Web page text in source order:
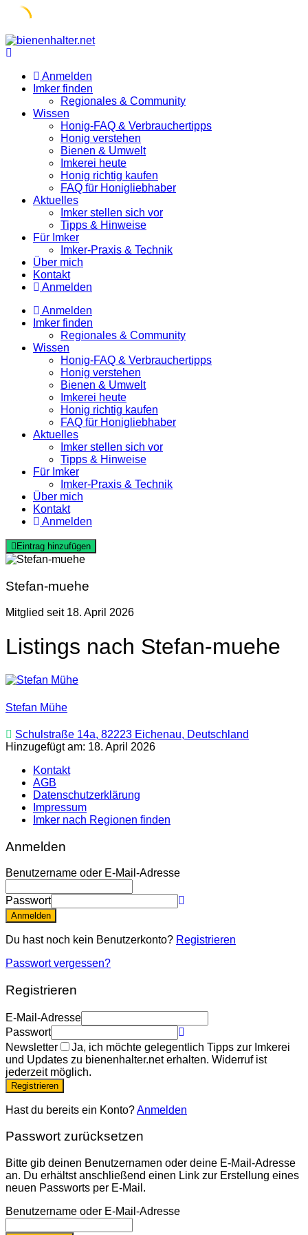
Skip
to
Anmelden
Imker finden
Regionales & Community
Wissen
Honig-FAQ & Verbrauchertipps
Honig verstehen
Bienen & Umwelt
Imkerei heute
Honig richtig kaufen
FAQ für Honigliebhaber
Aktuelles
Imker stellen sich vor
Tipps & Hinweise
Für Imker
Imker-Praxis & Technik
Über mich
Kontakt
Anmelden
Anmelden
Imker finden
Regionales & Community
Wissen
Honig-FAQ & Verbrauchertipps
Honig verstehen
Bienen & Umwelt
Imkerei heute
Honig richtig kaufen
FAQ für Honigliebhaber
Aktuelles
Imker stellen sich vor
Tipps & Hinweise
Für Imker
Imker-Praxis & Technik
Über mich
Kontakt
Anmelden
Eintrag hinzufügen
Stefan-muehe
Mitglied seit 18. April 2026
Listings nach Stefan-muehe
Stefan Mühe
Schulstraße 14a, 82223 Eichenau, Deutschland
Hinzugefügt am: 18. April 2026
Kontakt
AGB
Datenschutzerklärung
Impressum
Imker nach Regionen finden
Anmelden
Benutzername oder E-Mail-Adresse
Passwort
Anmelden
Du hast noch kein Benutzerkonto? Registrieren
Passwort vergessen?
Registrieren
E-Mail-Adresse
Passwort
Newsletter
Ja, ich möchte gelegentlich Tipps zur Imkerei
und Updates zu bienenhalter.net erhalten. Widerruf ist
jederzeit möglich.
Registrieren
Hast du bereits ein Konto?Anmelden
Passwort zurücksetzen
Bitte gib deinen Benutzernamen oder deine E-Mail-Adresse
an. Du erhältst anschließend einen Link zur Erstellung eines
neuen Passworts per E-Mail.
Benutzername oder E-Mail-Adresse